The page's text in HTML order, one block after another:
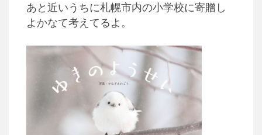
あと近いうちに札幌市内の小学校に寄贈し
よかなて考えてるよ。